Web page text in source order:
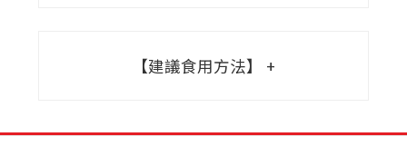
【建議食用方法】